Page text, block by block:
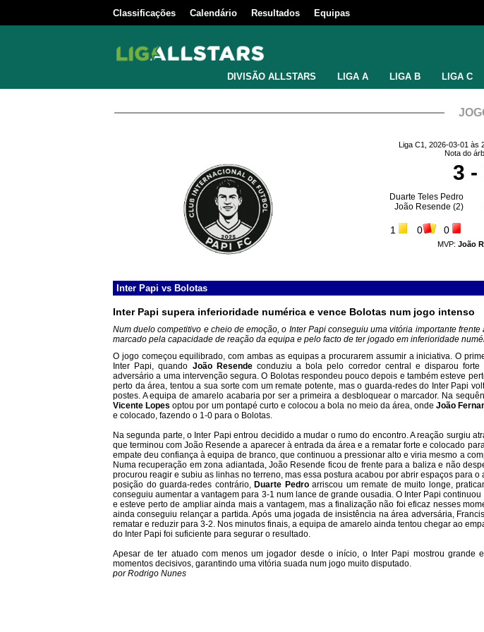
Classificações Calendário Resultados Equipas
DIVISÃO ALLSTARS LIGA A LIGA B LIGA C
Liga C1, 2026-03-01 às
Nota do
3 -
Duarte Teles Pedro
João Resende (2)
1 0 0
MVP: João
Inter Papi vs Bolotas
Inter Papi supera inferioridade numérica e vence Bolotas num jogo intenso
Num duelo competitivo e cheio de emoção, o Inter Papi conseguiu uma vitória importante
marcado pela capacidade de reação da equipa e pelo facto de ter jogado em inferioridade
O jogo começou equilibrado, com ambas as equipas a procurarem assumir a iniciativa. O
Inter Papi, quando João Resendeconduziu a bola pelo corredor central e disparou forte
adversário a uma intervenção segura. O Bolotas respondeu pouco depois e também esteve
perto da área, tentou a sua sorte com um remate potente, mas o guarda-redes do Inter Papi
postes. A equipa de amarelo acabaria por ser a primeira a desbloquear o marcador. Na
Vicente Lopes optou por um pontapé curto e colocou a bola no meio da área, ondeJoão
e colocado, fazendo o 1-0 para o Bolotas.
Na segunda parte, o Inter Papi entrou decidido a mudar o rumo do encontro. A reação surgiu
que terminou com João Resende a aparecer à entrada da área e a rematar forte e colocado
empate deu confiança à equipa de branco, que continuou a pressionar alto e viria mesmo a
Numa recuperação em zona adiantada, João Resende ficou de frente para a baliza e não
procurou reagir e subiu as linhas no terreno, mas essa postura acabou por abrir espaços para o
posição do guarda-redes contrário, Duarte Pedroarriscou um remate de muito longe,
conseguiu aumentar a vantagem para 3-1 num lance de grande ousadia. O Inter Papi
e esteve perto de ampliar ainda mais a vantagem, mas a finalização não foi eficaz nesses
ainda conseguiu relançar a partida. Após uma jogada de insistência na área adversária,
rematar e reduzir para 3-2. Nos minutos finais, a equipa de amarelo ainda tentou chegar ao
do Inter Papi foi suficiente para segurar o resultado.
Apesar de ter atuado com menos um jogador desde o início, o Inter Papi mostrou grande
momentos decisivos, garantindo uma vitória suada num jogo muito disputado.
por Rodrigo Nunes